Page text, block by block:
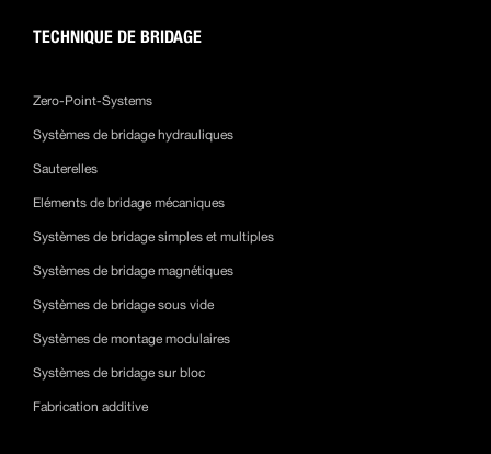
TECHNIQUE DE BRIDAGE
Zero-Point-Systems
Systèmes de bridage hydrauliques
Sauterelles
Eléments de bridage mécaniques
Systèmes de bridage simples et multiples
Systèmes de bridage magnétiques
Systèmes de bridage sous vide
Systèmes de montage modulaires
Systèmes de bridage sur bloc
Fabrication additive